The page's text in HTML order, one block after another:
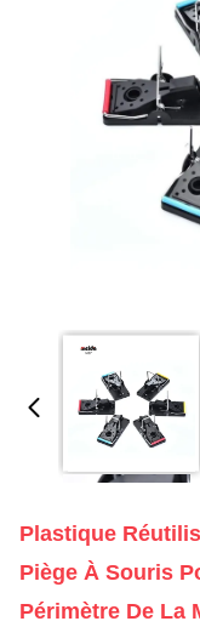
Plastique
Piège À Souris
Périmètre De La